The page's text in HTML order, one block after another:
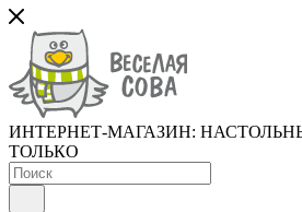
ИНТЕРНЕТ-МАГАЗИН:
ТОЛЬКО